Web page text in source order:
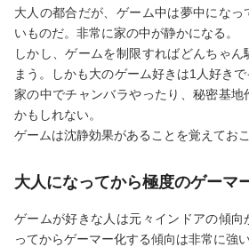
大人の都合だが、ゲーム中は夢中になっ
いものだ。非常に家の中が静かになる。
しかし、ゲームを制限すればどんちゃ
まう。しかも大のゲーム好きは1人好きで
家の中でチャンバラやったり、秘密基地
かもしれない。
ゲームは沈静効果があることを覚えておこ
大人になってから極度のゲーマ
ゲームが好きな人は元々インドアの傾向
ってからゲーマー化する傾向は非常に強い